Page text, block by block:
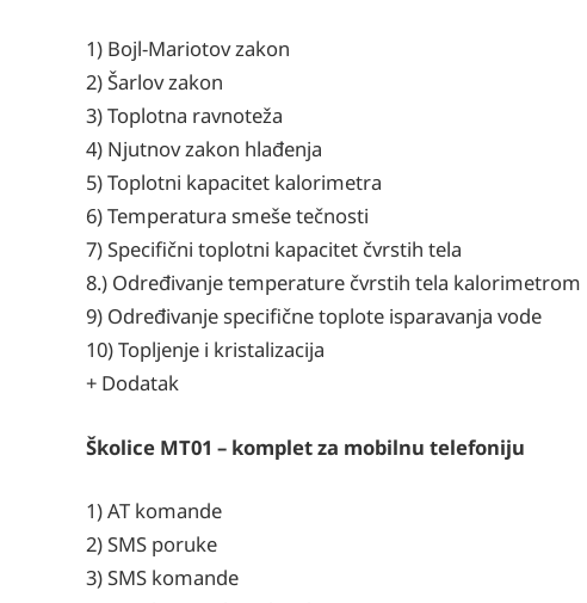
1) Bojl-Mariotov zakon
2) Šarlov zakon
3) Toplotna ravnoteža
4) Njutnov zakon hlađenja
5) Toplotni kapacitet kalorimetra
6) Temperatura smeše tečnosti
7) Specifični toplotni kapacitet čvrstih tela
8.) Određivanje temperature čvrstih tela kalorimetrom
9) Određivanje specifične toplote isparavanja vode
10) Topljenje i kristalizacija
+ Dodatak
Školice MT01 – komplet za mobilnu telefoniju
1) AT komande
2) SMS poruke
3) SMS komande